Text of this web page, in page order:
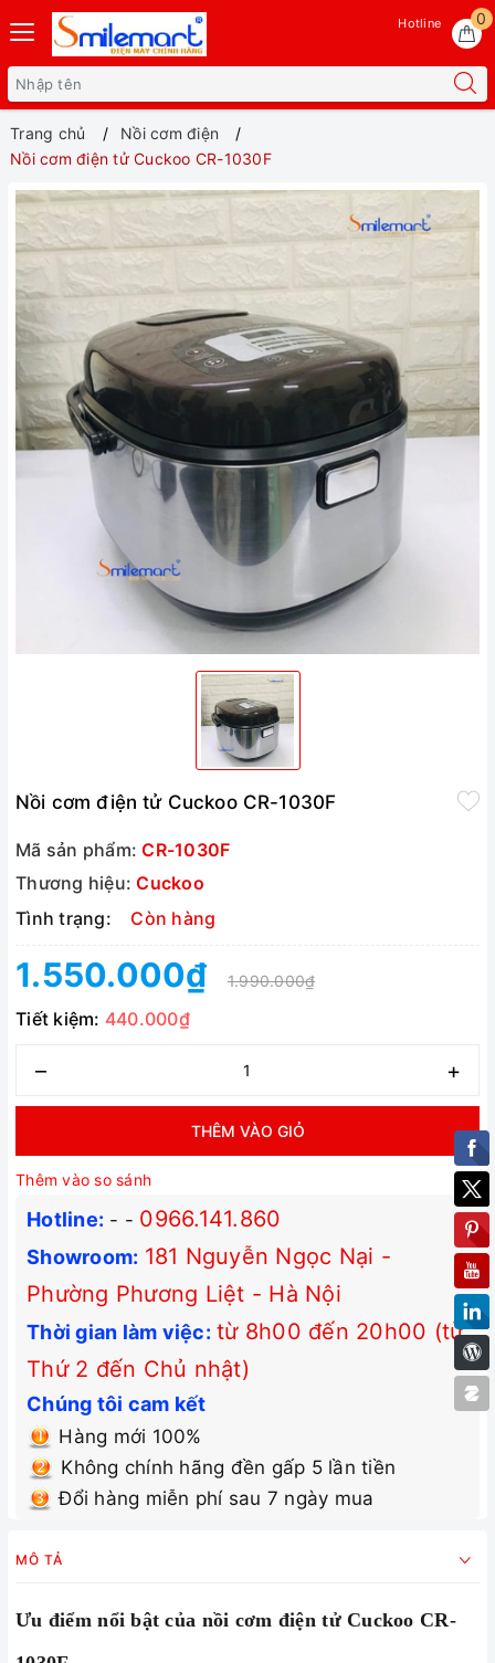
0
Hotline
Trang chủ
Nồi cơm điện
Nồi cơm điện tử Cuckoo CR-1030F
Nồi cơm điện tử Cuckoo CR-1030F
Mã sản phẩm: CR-1030F
Thương hiệu: Cuckoo
Tình trạng:
Còn hàng
1.550.000₫ 1.990.000₫
Tiết kiệm: 440.000₫
– +
THÊM VÀO GIỎ
Thêm vào so sánh
Hotline: - - 0966.141.860
Showroom: 181 Nguyễn Ngọc Nại -
Phường Phương Liệt - Hà Nội
Thời gian làm việc: từ 8h00 đến 20h00 (từ
Thứ 2 đến Chủ nhật)
Chúng tôi cam kết
Hàng mới 100%
Không chính hãng đền gấp 5 lần tiền
Đổi hàng miễn phí sau 7 ngày mua
MÔ TẢ
Ưu điểm nổi bật của nồi cơm điện tử Cuckoo CR-